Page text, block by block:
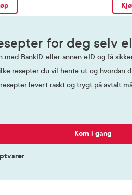
for deg selv
med BankID eller annen eID og få
resepter du vil hente ut og hvordan
levert raskt og trygt på avtalt
Kom i gang